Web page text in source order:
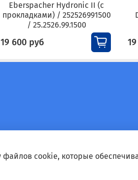
Eberspacher Hydronic II (с
прокладками) / 252526991500
/ 25.2526.99.1500
19 600 руб
cookie, которые